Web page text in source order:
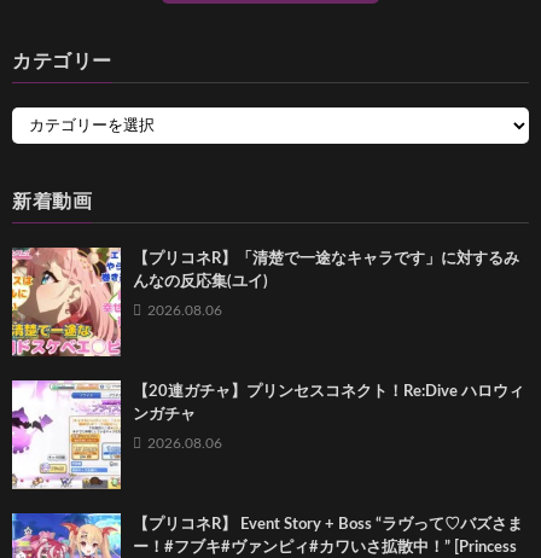
カテゴリー
新着動画
【プリコネR】「清楚で一途なキャラです」に対するみ
んなの反応集(ユイ)
2026.08.06
【20連ガチャ】プリンセスコネクト！Re:Dive ハロウィ
ンガチャ
2026.08.06
【プリコネR】 Event Story + Boss “ラヴって♡バズさま
ー！#フブキ#ヴァンピィ#カワいさ拡散中！” [Princess